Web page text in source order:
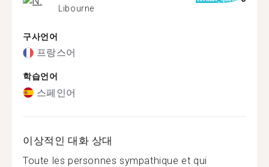
Libourne
구사언어
프랑스어
학습언어
스페인어
이상적인 대화 상대
Toute les personnes sympathique et qui